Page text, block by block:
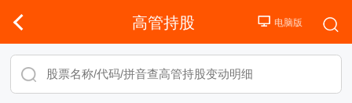
高管持股